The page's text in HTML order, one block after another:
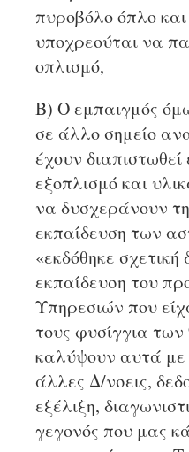
πυροβόλο όπλο
υποχρεούται να
οπλισμό,
Β) Ο εμπαιγμός
σε άλλο σημείο
έχουν
εξοπλισμό και
να δυσχεράνουν
εκπαίδευση των
«εκδόθηκε
εκπαίδευση του
Υπηρεσιών που
τους φυσίγγια
καλύψουν αυτά
άλλες Δ/νσεις,
εξέλιξη,
γεγονός που μας